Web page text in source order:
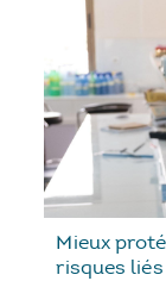
Mieux
risques